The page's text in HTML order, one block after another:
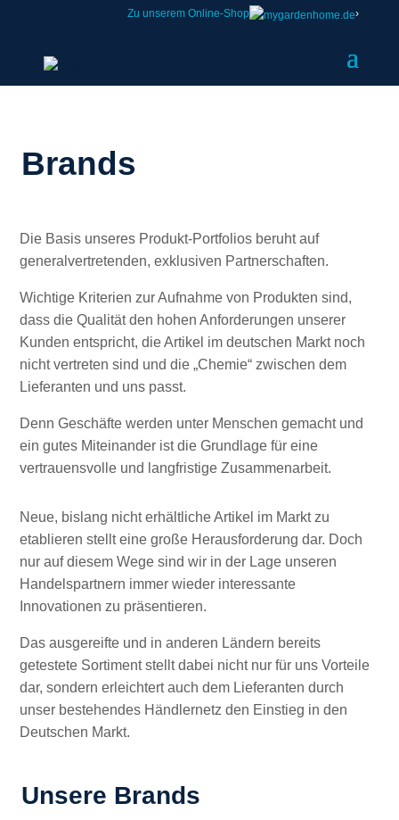
Zu unserem Online-Shop ›
Brands
Die Basis unseres Produkt-Portfolios beruht auf
generalvertretenden, exklusiven Partnerschaften.
Wichtige Kriterien zur Aufnahme von Produkten sind,
dass die Qualität den hohen Anforderungen unserer
Kunden entspricht, die Artikel im deutschen Markt noch
nicht vertreten sind und die „Chemie“ zwischen dem
Lieferanten und uns passt.
Denn Geschäfte werden unter Menschen gemacht und
ein gutes Miteinander ist die Grundlage für eine
vertrauensvolle und langfristige Zusammenarbeit.
Neue, bislang nicht erhältliche Artikel im Markt zu
etablieren stellt eine große Herausforderung dar. Doch
nur auf diesem Wege sind wir in der Lage unseren
Handelspartnern immer wieder interessante
Innovationen zu präsentieren.
Das ausgereifte und in anderen Ländern bereits
getestete Sortiment stellt dabei nicht nur für uns Vorteile
dar, sondern erleichtert auch dem Lieferanten durch
unser bestehendes Händlernetz den Einstieg in den
Deutschen Markt.
Unsere Brands